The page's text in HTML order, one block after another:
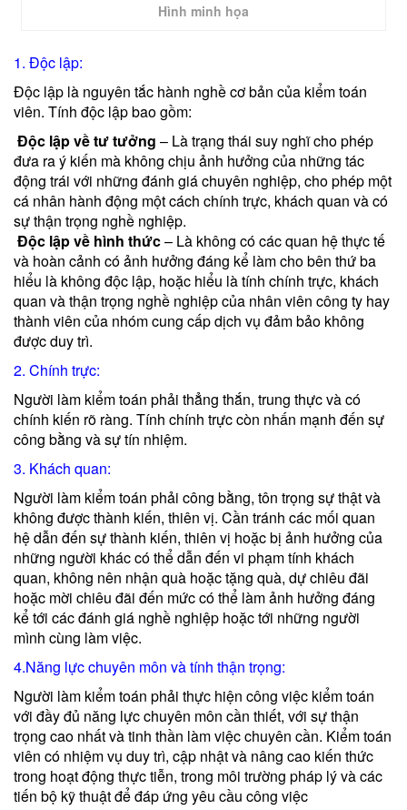
Hình minh họa
1. Độc lập:
Độc lập là nguyên tắc hành nghề cơ bản của kiểm toán
viên. Tính độc lập bao gồm:
Độc lập về tư tưởng – Là trạng thái suy nghĩ cho phép
đưa ra ý kiến mà không chịu ảnh hưởng của những tác
động trái với những đánh giá chuyên nghiệp, cho phép một
cá nhân hành động một cách chính trực, khách quan và có
sự thận trọng nghề nghiệp.
Độc lập về hình thức– Là không có các quan hệ thực tế
và hoàn cảnh có ảnh hưởng đáng kể làm cho bên thứ ba
hiểu là không độc lập, hoặc hiểu là tính chính trực, khách
quan và thận trọng nghề nghiệp của nhân viên công ty hay
thành viên của nhóm cung cấp dịch vụ đảm bảo không
được duy trì.
2. Chính trực:
Người làm kiểm toán phải thẳng thắn, trung thực và có
chính kiến rõ ràng. Tính chính trực còn nhấn mạnh đến sự
công bằng và sự tín nhiệm.
3. Khách quan:
Người làm kiểm toán phải công bằng, tôn trọng sự thật và
không được thành kiến, thiên vị. Cần tránh các mối quan
hệ dẫn đến sự thành kiến, thiên vị hoặc bị ảnh hưởng của
những người khác có thể dẫn đến vi phạm tính khách
quan, không nên nhận quà hoặc tặng quà, dự chiêu đãi
hoặc mời chiêu đãi đến mức có thể làm ảnh hưởng đáng
kể tới các đánh giá nghề nghiệp hoặc tới những người
mình cùng làm việc.
4.Năng lực chuyên môn và tính thận trọng:
Người làm kiểm toán phải thực hiện công việc kiểm toán
với đầy đủ năng lực chuyên môn cần thiết, với sự thận
trọng cao nhất và tinh thần làm việc chuyên cần. Kiểm toán
viên có nhiệm vụ duy trì, cập nhật và nâng cao kiến thức
trong hoạt động thực tiễn, trong môi trường pháp lý và các
tiến bộ kỹ thuật để đáp ứng yêu cầu công việc